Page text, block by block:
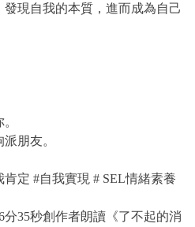
現自我的本質，進而成為自己
朋友。
定 #自我實現 # SEL情緒素養
分35秒創作者朗讀《了不起的消